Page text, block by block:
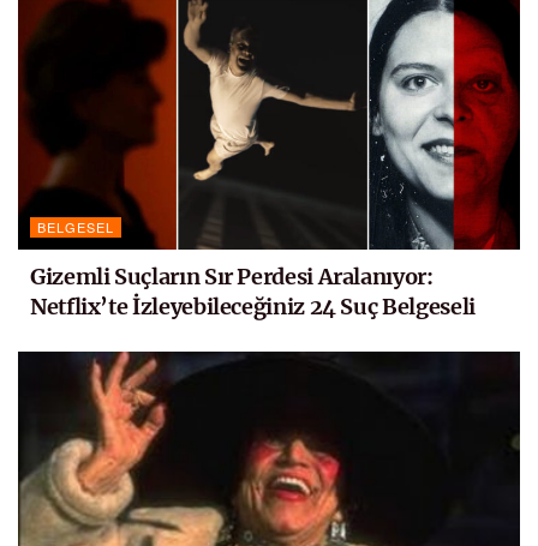
BELGESEL
Gizemli Suçların Sır Perdesi Aralanıyor:
Netflix’te İzleyebileceğiniz 24 Suç Belgeseli